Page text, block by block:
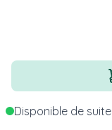
Quantité
Disponible de suite